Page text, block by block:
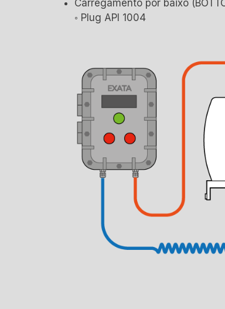
Carregamento por baixo
◦ Plug API 1004